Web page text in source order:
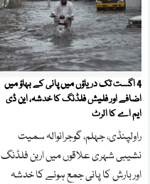
4 اگست تک دریاؤں میں پانی کے بہاؤ میں
اضافے اور فلیش فلڈنگ کا خدشہ، این ڈی
ایم اے کا الرٹ
راولپنڈی، جہلم، گوجرانوالہ سمیت
نشیبی شہری علاقوں میں اربن فلڈنگ
اور بارش کا پانی جمع ہونے کا خدشہ